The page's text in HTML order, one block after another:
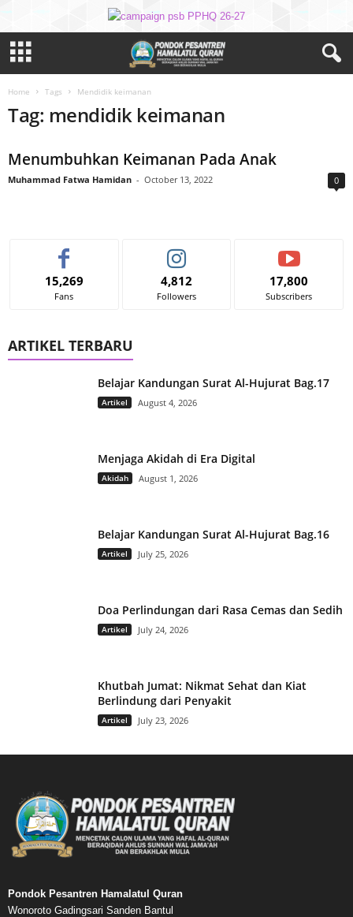
Home Tags Mendidik keimanan
Tag: mendidik keimanan
Menumbuhkan Keimanan Pada Anak
Muhammad Fatwa Hamidan - October 13, 2022 0
15,269
Fans
4,812
Followers
17,800
Subscribers
ARTIKEL TERBARU
Belajar Kandungan Surat Al-Hujurat Bag.17
Artikel August 4, 2026
Menjaga Akidah di Era Digital
Akidah August 1, 2026
Belajar Kandungan Surat Al-Hujurat Bag.16
Artikel July 25, 2026
Doa Perlindungan dari Rasa Cemas dan Sedih
Artikel July 24, 2026
Khutbah Jumat: Nikmat Sehat dan Kiat
Berlindung dari Penyakit
Artikel July 23, 2026
Pondok Pesantren Hamalatul Quran
Wonoroto Gadingsari Sanden Bantul